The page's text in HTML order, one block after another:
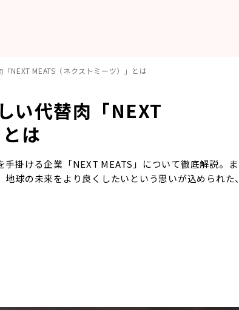
NEXT MEATS（ネクストミーツ）」とは
い代替肉「NEXT
は
掛ける企業「NEXT MEATS」について徹底解説。ま
球の未来をより良くしたいという思いが込められた、